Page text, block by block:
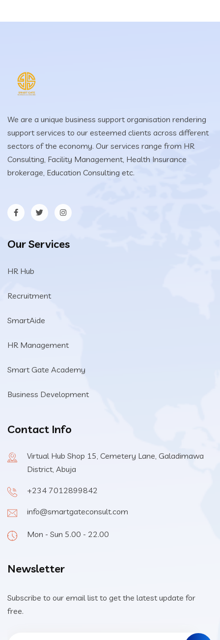
We are a unique business support organisation rendering
support services to our esteemed clients across different
sectors of the economy. Our services range from HR
Consulting, Facility Management, Health Insurance
brokerage, Education Consulting etc.
Our Services
HR Hub
Recruitment
SmartAide
HR Management
Smart Gate Academy
Business Development
Contact Info
Virtual Hub Shop 15, Cemetery Lane, Galadimawa
District, Abuja
+234 7012899842
info@smartgateconsult.com
Mon - Sun 5.00 - 22.00
Newsletter
Subscribe to our email list to get the latest update for
free.